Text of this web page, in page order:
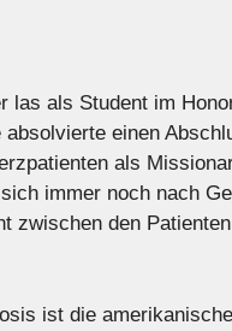
las als Student im
absolvierte einen
als
immer noch nach
zwischen den
ist die